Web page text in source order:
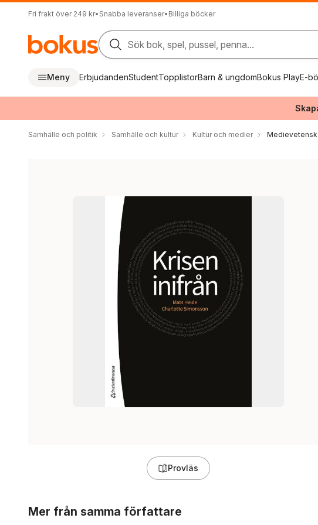
Fri frakt över 249 kr• Snabba leveranser• Billiga böcker
Sök bok, spel, pussel, penna...
Meny ErbjudandenStudentTopplistorBarn & ungdomBokus PlayE-
Samhälle och politik Samhälle och kultur Kultur och medier
Provläs
Mer från samma författare